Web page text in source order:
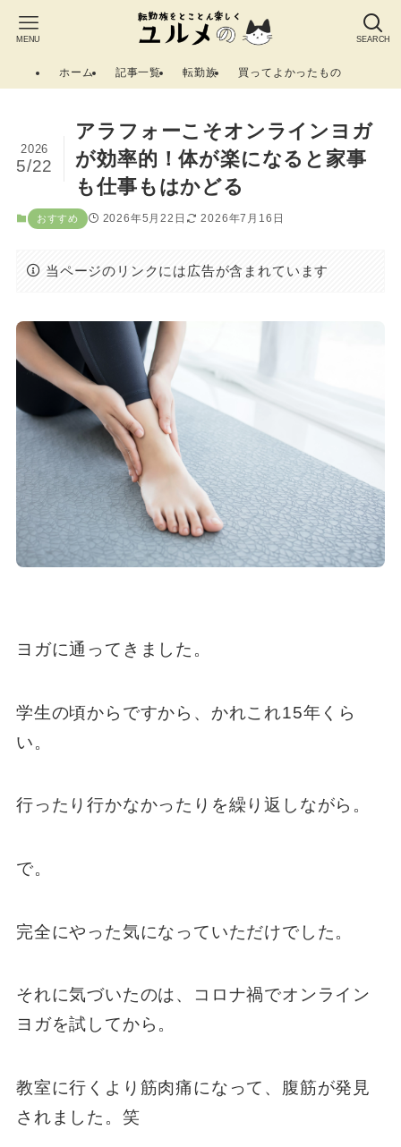
SEARCH
MENU
ホーム 記事一覧 転勤族 買ってよかったもの
アラフォーこそオンラインヨガ
が効率的！体が楽になると家事
も仕事もはかどる
2026
5/22
おすすめ 2026年5月22日 2026年7月16日
当ページのリンクには広告が含まれています
ヨガに通ってきました。
学生の頃からですから、かれこれ15年くら
い。
行ったり行かなかったりを繰り返しながら。
で。
完全にやった気になっていただけでした。
それに気づいたのは、コロナ禍でオンライン
ヨガを試してから。
教室に行くより筋肉痛になって、腹筋が発見
されました。笑